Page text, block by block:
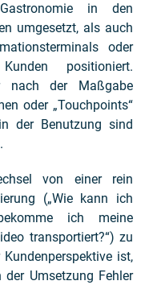
in den
umgesetzt, als auch
oder
positioniert.
nach der Maßgabe
oder „Touchpoints“
der Benutzung sind
von einer rein
(„Wie kann ich
ich meine
transportiert?“) zu
ist,
Umsetzung Fehler